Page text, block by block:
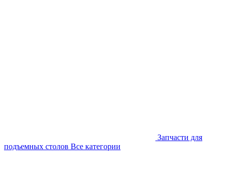
Запчасти для
подъемных столов Все категории